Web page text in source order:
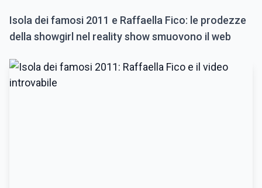
Isola dei famosi 2011 e Raffaella Fico: le prodezze
della showgirl nel reality show smuovono il web